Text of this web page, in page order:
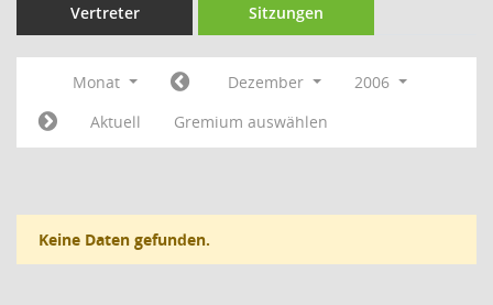
Vertreter Sitzungen
Monat Dezember
2006
Aktuell
Gremium auswählen
Keine Daten gefunden.